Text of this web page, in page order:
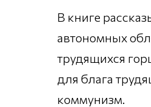
В книге
автономных
трудящихся
для блага
коммунизм.